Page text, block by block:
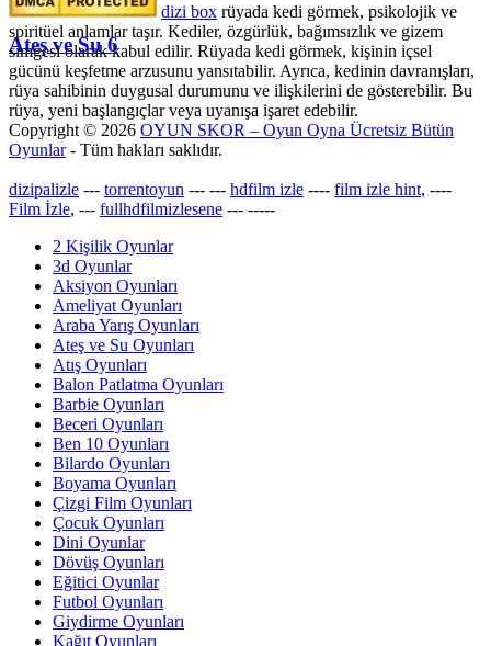
Ateş ve Su 6
dizi box rüyada kedi görmek​, psikolojik ve
spiritüel anlamlar taşır. Kediler, özgürlük, bağımsızlık ve gizem
simgesi olarak kabul edilir. Rüyada kedi görmek, kişinin içsel
gücünü keşfetme arzusunu yansıtabilir. Ayrıca, kedinin davranışları,
rüya sahibinin duygusal durumunu ve ilişkilerini de gösterebilir. Bu
rüya, yeni başlangıçlar veya uyanışa işaret edebilir.
Copyright © 2026 OYUN SKOR – Oyun Oyna Ücretsiz Bütün
Oyunlar- Tüm hakları saklıdır.
dizipalizle --- torrentoyun --- --- hdfilm izle ---- film izle hint, ----
Film İzle, --- fullhdfilmizlesene --- -----
2 Kişilik Oyunlar
3d Oyunlar
Aksiyon Oyunları
Ameliyat Oyunları
Araba Yarış Oyunları
Ateş ve Su Oyunları
Atış Oyunları
Balon Patlatma Oyunları
Barbie Oyunları
Beceri Oyunları
Ben 10 Oyunları
Bilardo Oyunları
Boyama Oyunları
Çizgi Film Oyunları
Çocuk Oyunları
Dini Oyunlar
Dövüş Oyunları
Eğitici Oyunlar
Futbol Oyunları
Giydirme Oyunları
Kağıt Oyunları